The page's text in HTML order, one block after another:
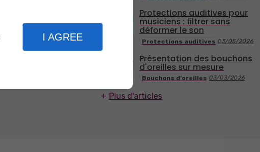
I AGREE Protections auditives 03/05/2026
Protections auditives pour
musiciens : filtrer sans
déformer le son
Bouchons d'oreilles 03/03/2026
Présentation des bouchons
d'oreilles sur mesure
Plus d'articles